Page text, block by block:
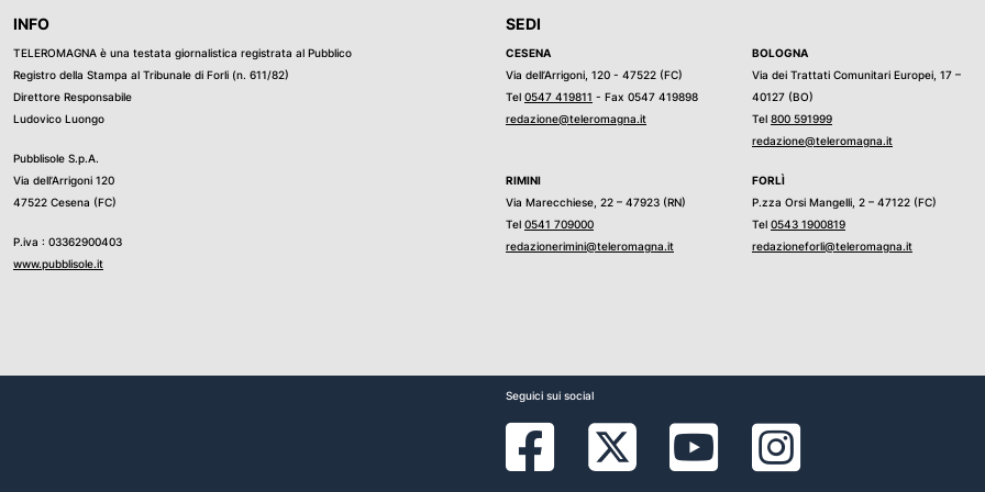
Allegni,
Guccini, nato
fa era stata
la mostra
il
con
di incontri,
lasciato-
. Ed è
e
culturale di
Giunta e la
alla
INFO
TELEROMAGNA è una testata giornalistica registrata al Pubblico
Registro della Stampa al Tribunale di Forli (n. 611/82)
Direttore Responsabile
Ludovico Luongo
Pubblisole S.p.A.
Via dell’Arrigoni 120
47522 Cesena (FC)
P.iva : 03362900403
www.pubblisole.it
SEDI
CESENA
Via dell’Arrigoni, 120 - 47522 (FC)
Tel 0547 419811 - Fax 0547 419898
redazione@teleromagna.it
BOLOGNA
Via dei Trattati Comunitari Europei, 17 –
40127 (BO)
Tel 800 591999
redazione@teleromagna.it
RIMINI
Via Marecchiese, 22 – 47923 (RN)
Tel 0541 709000
redazionerimini@teleromagna.it
FORLÌ
P.zza Orsi Mangelli, 2 – 47122 (FC)
Tel 0543 1900819
redazioneforli@teleromagna.it
Seguici sui social